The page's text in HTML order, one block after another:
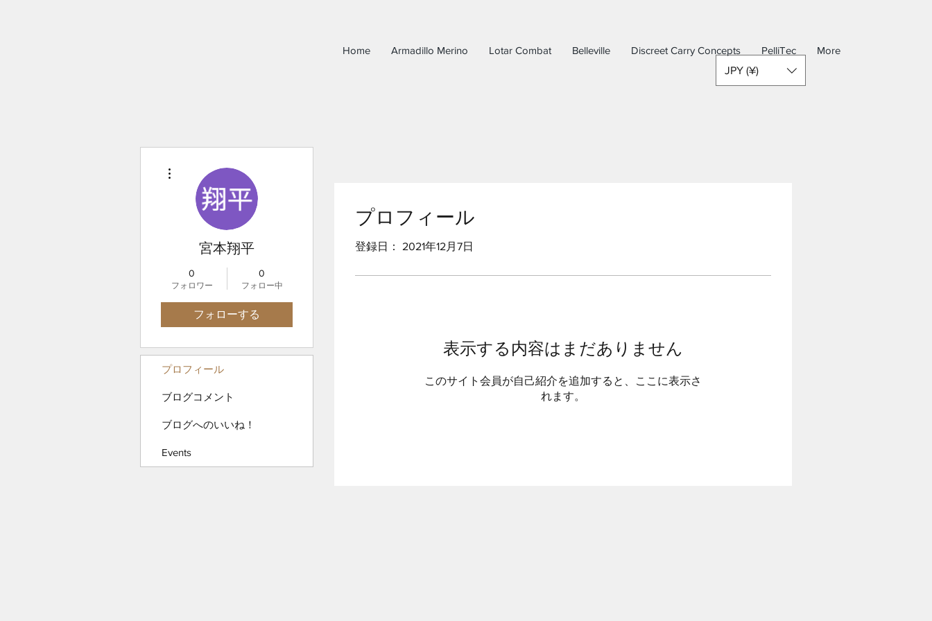
Home Armadillo Merino Lotar Combat Belleville Discreet Carry Concepts PelliTec
More
JPY (¥)
プロフィール
登録日： 2021年12月7日
表示する内容はまだありません
このサイト会員が自己紹介を追加すると、ここに表示さ
れます。
宮本翔平
0
フォロワー
0
フォロー中
フォローする
プロフィール
ブログコメント
ブログへのいいね！
Events